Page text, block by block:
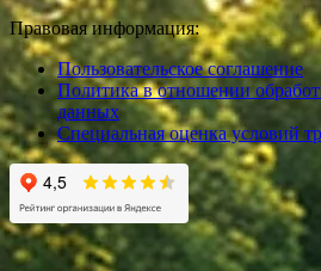
Правовая информация:
Пользовательское соглашение
Политика в отношении
данных
Специальная оценка условий